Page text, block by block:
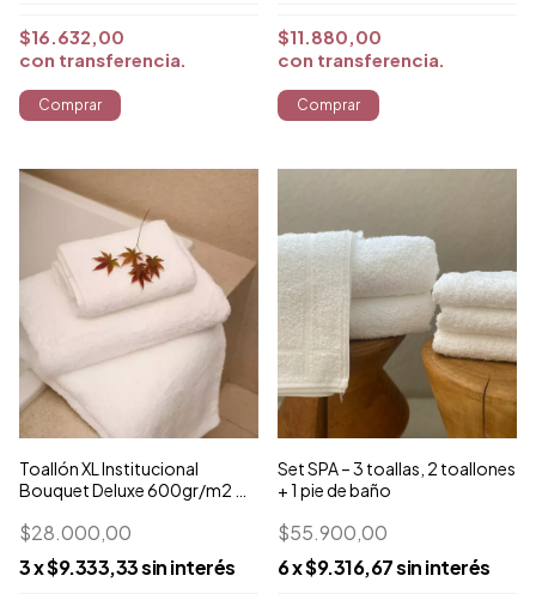
$16.632,00
con transferencia
Comprar
$11.880,00
con transferencia
Toallón XL Institucional
Bouquet Deluxe 600gr/m2 —
$28.000,00
3x$9.333,33sin interés
Set SPA – 3 toallas, 2 toallones
+ 1 pie de baño
$55.900,00
6x$9.316,67sin interés